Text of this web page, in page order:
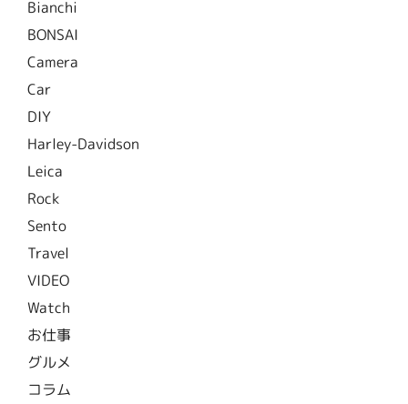
Bianchi
BONSAI
Camera
Car
DIY
Harley-Davidson
Leica
Rock
Sento
Travel
VIDEO
Watch
お仕事
グルメ
コラム